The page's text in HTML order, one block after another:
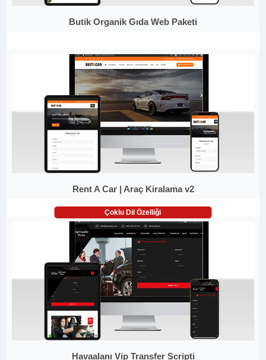
Butik Organik Gıda Web Paketi
Rent A Car | Araç Kiralama v2
Çoklu Dil Özelliği
Havaalanı Vip Transfer Scripti